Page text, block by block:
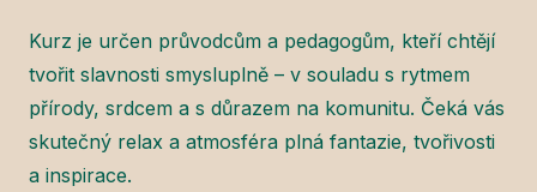
Kurz je určen průvodcům a pedagogům, kteří chtějí
tvořit slavnosti smysluplně – v souladu s rytmem
přírody, srdcem a s důrazem na komunitu. Čeká vás
skutečný relax a atmosféra plná fantazie, tvořivosti
a inspirace.